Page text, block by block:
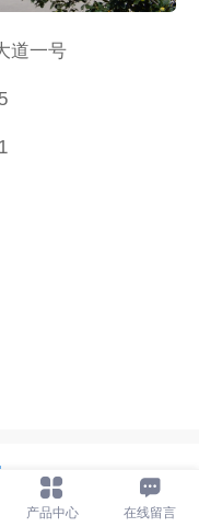
道一号
产品中心 在线留言